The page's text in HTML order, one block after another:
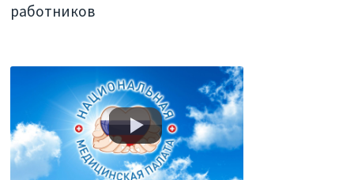
работников